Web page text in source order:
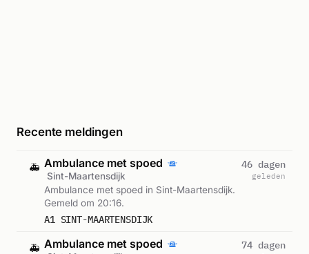
Recente meldingen
🚑 Ambulance met spoed
Sint-Maartensdijk
Ambulance met spoed in Sint-Maartensdijk.
Gemeld om 20:16.
A1 SINT-MAARTENSDIJK
46 dagen
geleden
🚑 Ambulance met spoed 74 dagen